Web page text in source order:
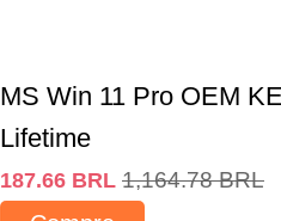
MS Win 11 Pro OEM
Lifetime
187.66 BRL 1,164.78 BRL